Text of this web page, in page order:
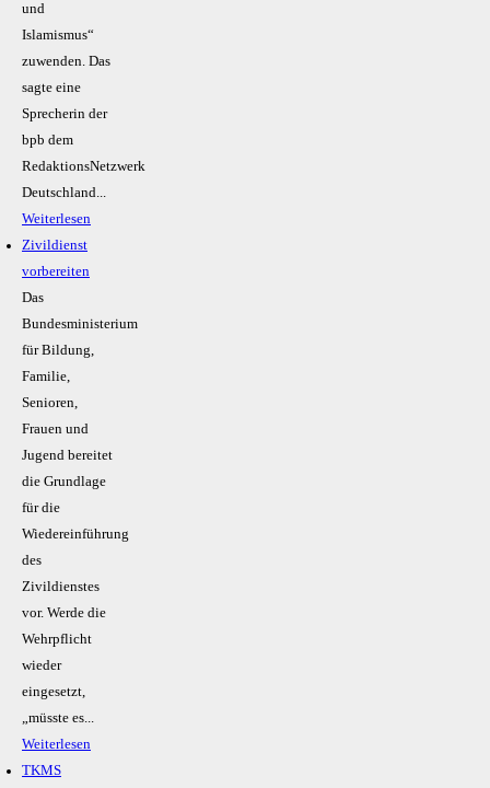
und
Islamismus“
zuwenden. Das
sagte eine
Sprecherin der
bpb dem
RedaktionsNetzwerk
Deutschland...
Weiterlesen
Zivildienst
vorbereiten
Das
Bundesministerium
für Bildung,
Familie,
Senioren,
Frauen und
Jugend bereitet
die Grundlage
für die
Wiedereinführung
des
Zivildienstes
vor. Werde die
Wehrpflicht
wieder
eingesetzt,
„müsste es...
Weiterlesen
TKMS